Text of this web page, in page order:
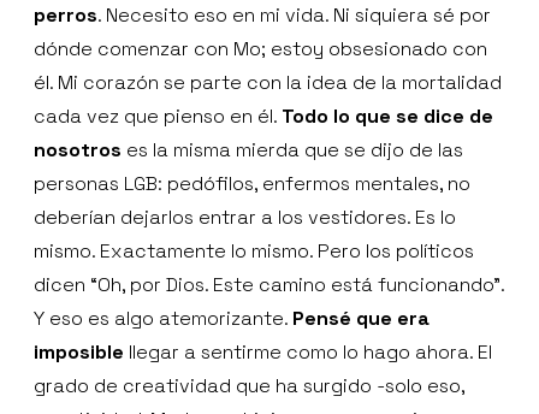
perros. Necesito eso en mi vida. Ni siquiera sé por
dónde comenzar con Mo; estoy obsesionado con
él. Mi corazón se parte con la idea de la mortalidad
cada vez que pienso en él. Todo lo que se dice de
nosotros es la misma mierda que se dijo de las
personas LGB: pedófilos, enfermos mentales, no
deberían dejarlos entrar a los vestidores. Es lo
mismo. Exactamente lo mismo. Pero los políticos
dicen “Oh, por Dios. Este camino está funcionando”.
Y eso es algo atemorizante. Pensé que era
imposible llegar a sentirme como lo hago ahora. El
grado de creatividad que ha surgido -solo eso,